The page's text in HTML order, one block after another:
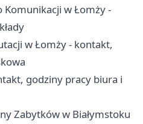
Komunikacji w Łomży -
w Łomży - kontakt,
godziny pracy biura i
Zabytków w Białymstoku